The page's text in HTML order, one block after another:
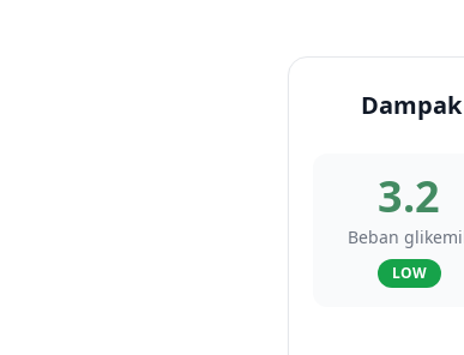
3.2
Beban
LOW